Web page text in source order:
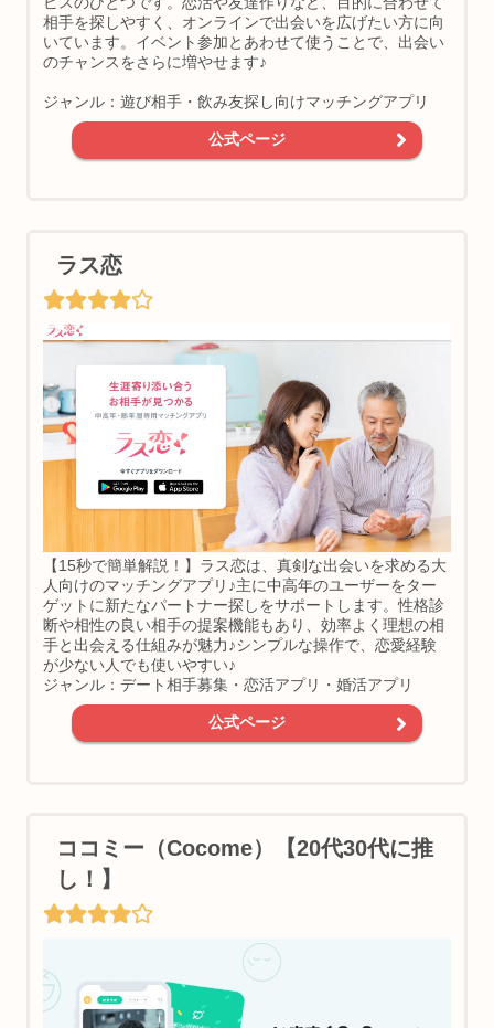
相手を探しやすく、オンラインで出会いを広げたい方に向
いています。イベント参加とあわせて使うことで、出会い
のチャンスをさらに増やせます♪
ジャンル：遊び相手・飲み友探し向けマッチングアプリ
公式ページ
ラス恋
【15秒で簡単解説！】ラス恋は、真剣な出会いを求める大
人向けのマッチングアプリ♪主に中高年のユーザーをター
ゲットに新たなパートナー探しをサポートします。性格診
断や相性の良い相手の提案機能もあり、効率よく理想の相
手と出会える仕組みが魅力♪シンプルな操作で、恋愛経験
が少ない人でも使いやすい♪
ジャンル：デート相手募集・恋活アプリ・婚活アプリ
公式ページ
ココミー（Cocome）【20代30代に推
し！】